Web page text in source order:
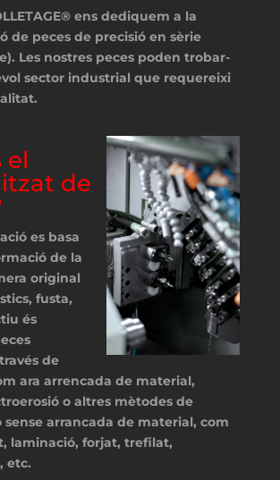
ens dediquem a la
de peces de precisió en sèrie
Les nostres peces poden trobar-
sector industrial que requereixi
el
de
es basa
de la
original
fusta,
és
de
ara arrencada de material,
o altres mètodes de
arrancada de material, com
laminació, forjat, trefilat,
etc.